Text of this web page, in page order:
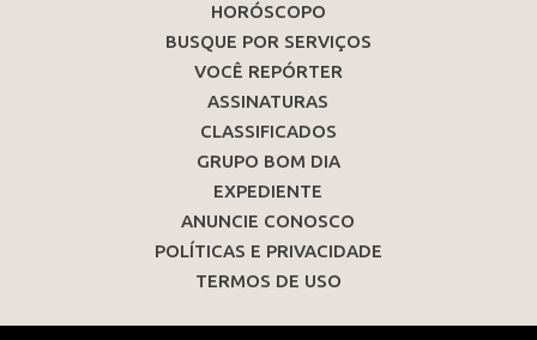
HORÓSCOPO
BUSQUE POR SERVIÇOS
VOCÊ REPÓRTER
ASSINATURAS
CLASSIFICADOS
GRUPO BOM DIA
EXPEDIENTE
ANUNCIE CONOSCO
POLÍTICAS E PRIVACIDADE
TERMOS DE USO